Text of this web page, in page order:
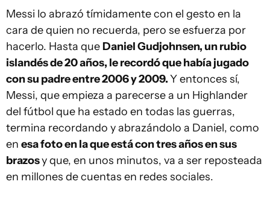
Messi lo abrazó tímidamente con el gesto en la
cara de quien no recuerda, pero se esfuerza por
hacerlo. Hasta que Daniel Gudjohnsen, un rubio
islandés de 20 años, le recordó que había jugado
con su padre entre 2006 y 2009.Y entonces sí,
Messi, que empieza a parecerse a un Highlander
del fútbol que ha estado en todas las guerras,
termina recordando y abrazándolo a Daniel, como
en esa foto en la que está con tres años en sus
brazosy que, en unos minutos, va a ser reposteada
en millones de cuentas en redes sociales.